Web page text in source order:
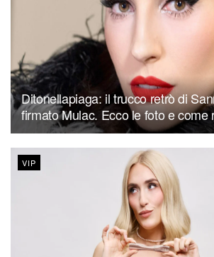
Ditonellapiaga: il trucco retrò di
firmato Mulac. Ecco le foto e come
VIP